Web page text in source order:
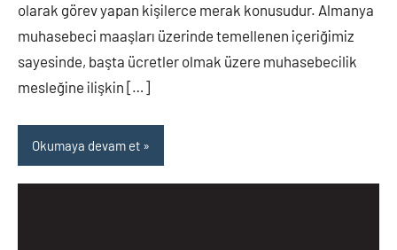
olarak görev yapan kişilerce merak konusudur. Almanya
muhasebeci maaşları üzerinde temellenen içeriğimiz
sayesinde, başta ücretler olmak üzere muhasebecilik
mesleğine ilişkin […]
Okumaya devam et